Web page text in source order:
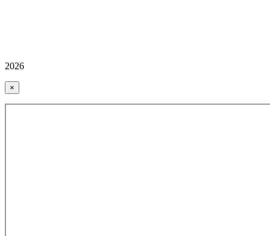
2026
×